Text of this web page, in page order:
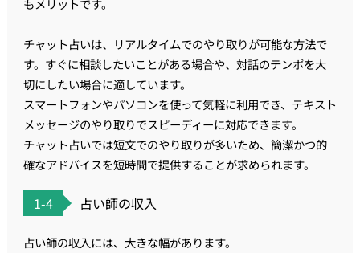
もメリットです。
チャット占いは、リアルタイムでのやり取りが可能な方法で
す。すぐに相談したいことがある場合や、対話のテンポを大
切にしたい場合に適しています。
スマートフォンやパソコンを使って気軽に利用でき、テキスト
メッセージのやり取りでスピーディーに対応できます。
チャット占いでは短文でのやり取りが多いため、簡潔かつ的
確なアドバイスを短時間で提供することが求められます。
1-4 占い師の収入
占い師の収入には、大きな幅があります。